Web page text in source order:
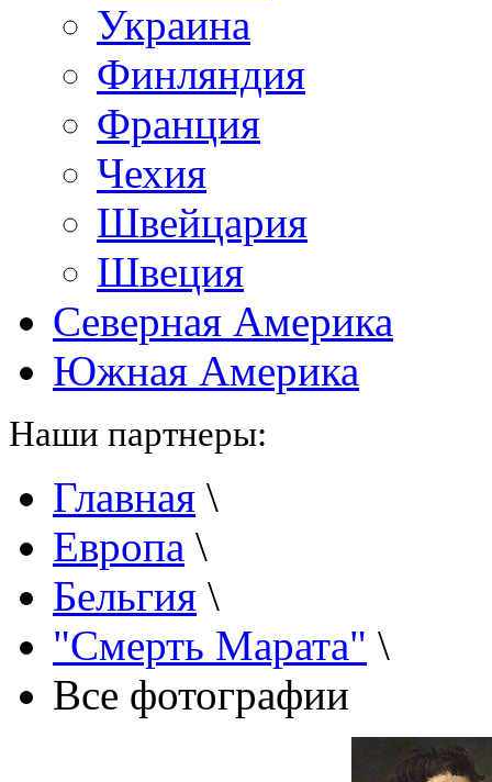
Украина
Финляндия
Франция
Чехия
Швейцария
Швеция
Северная Америка
Южная Америка
Наши партнеры:
Главная \
Европа \
Бельгия \
"Смерть Марата" \
Все фотографии